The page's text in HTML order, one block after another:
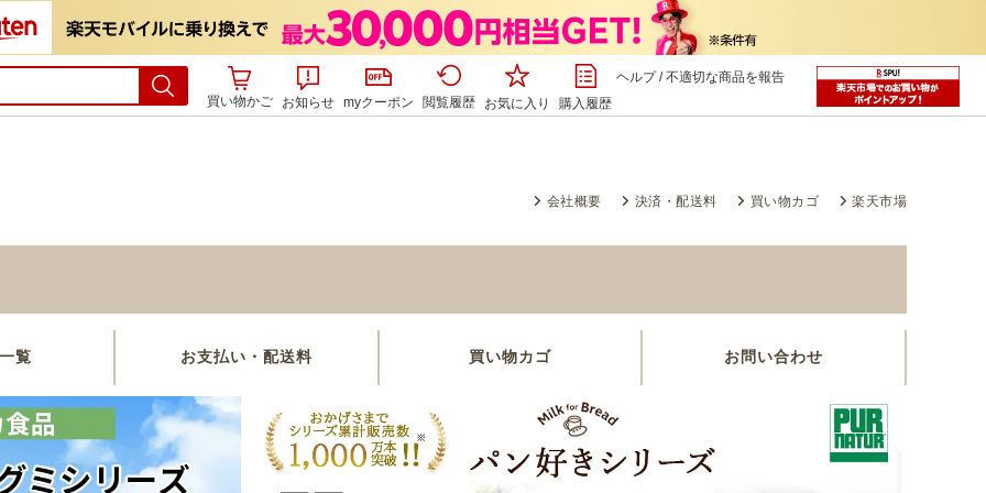
買い物かご お知らせ myクーポン 閲覧履歴 お気に入り 購入履歴
ヘルプ/不適切な商品を報告